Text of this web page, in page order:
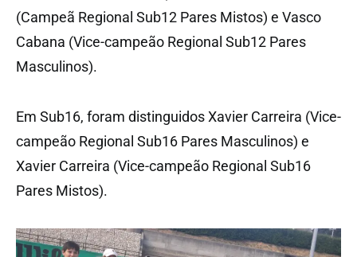
(Campeã Regional Sub12 Pares Mistos) e Vasco
Cabana (Vice-campeão Regional Sub12 Pares
Masculinos).
Em Sub16, foram distinguidos Xavier Carreira (Vice-
campeão Regional Sub16 Pares Masculinos) e
Xavier Carreira (Vice-campeão Regional Sub16
Pares Mistos).